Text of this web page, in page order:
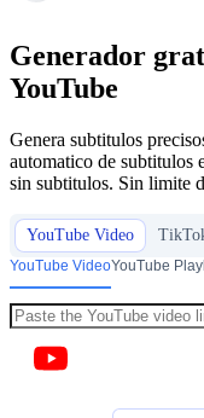
Generador
YouTube
Genera subtitulos
automatico de subtitulos
sin subtitulos. Sin limite
YouTube Video
YouTube VideoYouTube